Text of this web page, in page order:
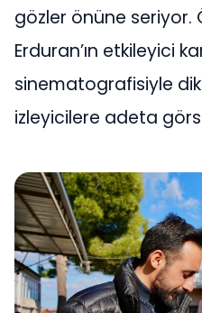
gözler önüne seriyor.
Erduran’ın etkileyici
sinematografisiyle
izleyicilere adeta